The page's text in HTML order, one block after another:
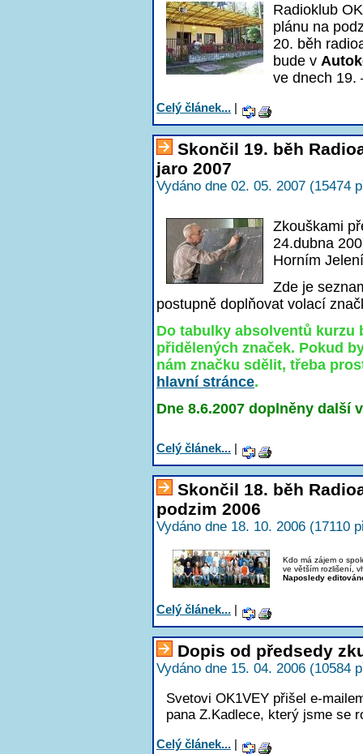
Radioklub
plánu na
20. běh
bude v
ve dnech 19.
Celý článek... |
Skončil 19. běh
jaro 2007
Vydáno dne 02. 05. 2007 (15474
Zkouškami
24.dubna
Horním
Zde je
postupně doplňovat volací
Do tabulky absolventů
přidělených značek. Pokud
nám značku sdělit, třeba
hlavní stránce.
Dne 8.6.2007 doplněny další
Celý článek... |
Skončil 18. běh
podzim 2006
Vydáno dne 18. 10. 2006 (17110
Kdo má zájem o
ve větším rozlišení,
Naposledy
Celý článek... |
Dopis od předsedy
Vydáno dne 15. 04. 2006 (10584
Svetovi OK1VEY přišel e-
pana Z.Kadlece, který jsme se
Celý článek... |